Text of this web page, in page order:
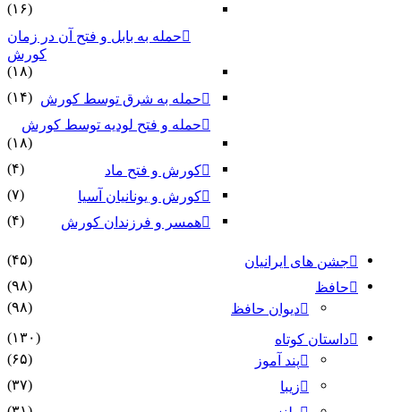
(۱۶)
حمله به بابل و فتح آن در زمان
کورش
(۱۸)
حمله به شرق توسط کورش (۱۴)
حمله و فتح لودیه توسط کورش
(۱۸)
کورش و فتح ماد
(۴)
کورش و یونانیان آسیا
(۷)
همسر و فرزندان کورش
(۴)
جشن های ایرانیان
(۴۵)
حافظ
(۹۸)
دیوان حافظ
(۹۸)
داستان کوتاه
(۱۳۰)
پند آموز
(۶۵)
زیبا
(۳۷)